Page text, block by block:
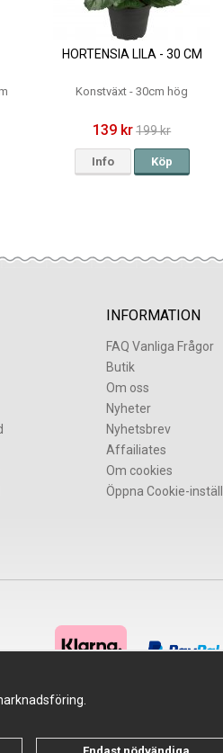
HORTENSIA LILA - 30 CM
Konstväxt - 30cm hög
139 kr 199 kr
Info Köp
INFORMATION
FAQ Vanliga Frågor
Butik
Om oss
Nyheter
Nyhetsbrev
Affailiates
Om cookies
Öppna Cookie-
Drift & produktion: